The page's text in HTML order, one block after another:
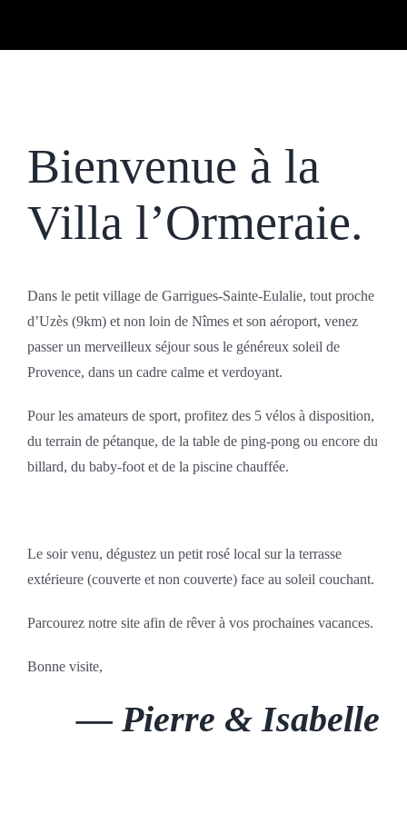
Bienvenue à la
Villa l’Ormeraie.
Dans le petit village de Garrigues-Sainte-Eulalie, tout proche
d’Uzès (9km) et non loin de Nîmes et son aéroport, venez
passer un merveilleux séjour sous le généreux soleil de
Provence, dans un cadre calme et verdoyant.
Pour les amateurs de sport, profitez des 5 vélos à disposition,
du terrain de pétanque, de la table de ping-pong ou encore du
billard, du baby-foot et de la piscine chauffée.
Le soir venu, dégustez un petit rosé local sur la terrasse
extérieure (couverte et non couverte) face au soleil couchant.
Parcourez notre site afin de rêver à vos prochaines vacances.
Bonne visite,
— Pierre & Isabelle